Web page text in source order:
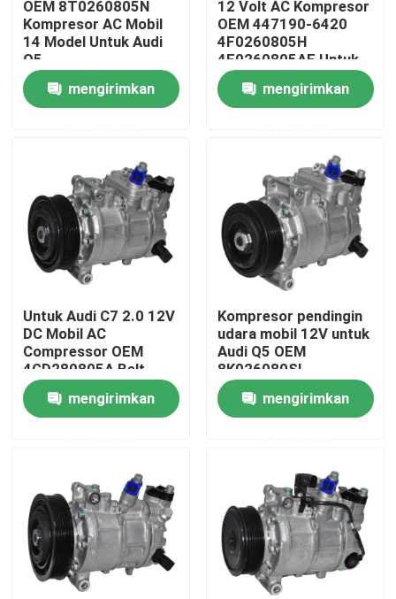
Rumah
Video
Tentang Kami
Tur Pabrik
Kontrol kualitas
Berita
Quote request suatu
Kompresor AC EV Mobil
OEM 8T0260805N
Kompresor AC Mobil
14 Model Untuk Audi
Q5
mengirimkan
12 Volt AC Kompresor
OEM 447190-6420
4F0260805H
4F0260805AF Untuk
Audi A6 20
mengirimkan
Untuk Audi C7 2.0 12V
DC Mobil AC
Compressor OEM
4GD280805A Belt
Driven Direct Mount
mengirimkan
Kompresor pendingin
udara mobil 12V untuk
Audi Q5 OEM
8K026080SL
mengirimkan